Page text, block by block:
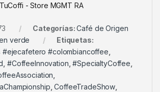
TuCoffi - Store MGMT RA
Categorías:Café de Origen
verde
Etiquetas:
#ejecafetero #colombiancoffee
#CoffeeInnovation ,#SpecialtyCoffee
,CoffeeTradeShow